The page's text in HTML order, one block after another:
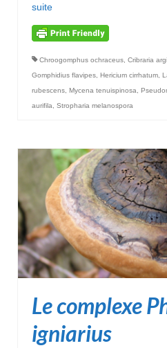
suite­­
Chroogomphus ochraceus Cribraria
Gomphidius flavipes Hericium cirrhatum
rubescens Mycena tenuispinosa
aurifila
Stropharia melanospora
Le complexe
igniarius